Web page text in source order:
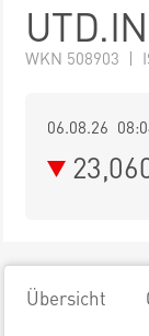
WKN 508903 |
06.08.26
Übersicht